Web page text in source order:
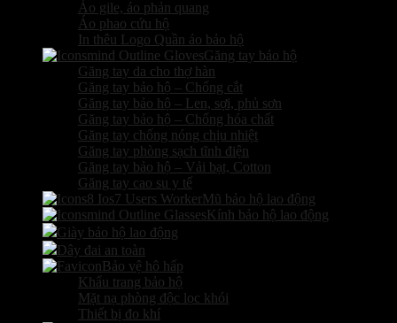
Áo gile, áo phản quang
Áo phao cứu hộ
In thêu Logo Quần áo bảo hộ
Găng tay bảo hộ
Găng tay da cho thợ hàn
Găng tay bảo hộ – Chống cắt
Găng tay bảo hộ – Len, sợi, phủ sơn
Găng tay bảo hộ – Chống hóa chất
Găng tay chống nóng chịu nhiệt
Găng tay phòng sạch tĩnh điện
Găng tay bảo hộ – Vải bạt, Cotton
Găng tay cao su y tế
Mũ bảo hộ lao động
Kính bảo hộ lao động
Giày bảo hộ lao động
Dây đai an toàn
Bảo vệ hô hấp
Khẩu trang bảo hộ
Mặt nạ phòng độc lọc khói
Thiết bị đo khí